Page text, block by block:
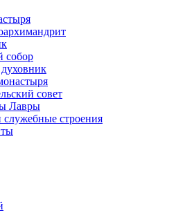
собор
совет
Лавры
строения